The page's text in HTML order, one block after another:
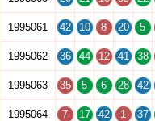
1995061 42 10 8 20 5
1995062 36 44 12 41 38
1995063 35 5 6 28 42
1995064 7 17 42 1 37